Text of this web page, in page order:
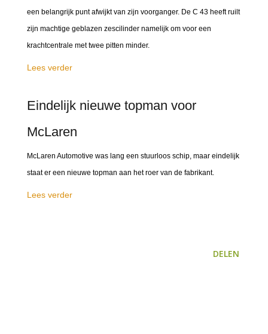
een belangrijk punt afwijkt van zijn voorganger. De C 43 heeft ruilt
zijn machtige geblazen zescilinder namelijk om voor een
krachtcentrale met twee pitten minder.
Lees verder
Eindelijk nieuwe topman voor
McLaren
McLaren Automotive was lang een stuurloos schip, maar eindelijk
staat er een nieuwe topman aan het roer van de fabrikant.
Lees verder
DELEN